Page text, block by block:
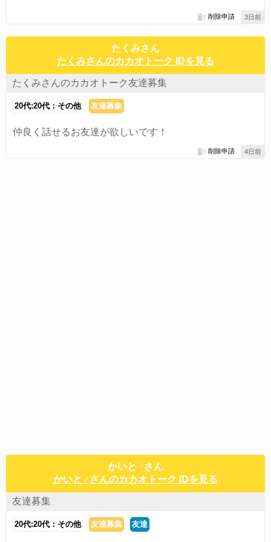
3日前
削除申請
たくみさん
たくみさんのカカオトーク IDを見る
たくみさんのカカオトーク友達募集
20代:20代：その他 友達募集
仲良く話せるお友達が欲しいです！
4日前
削除申請
かいと♂さん
かいと♂さんのカカオトーク IDを見る
友達募集
20代:20代：その他 友達募集 友達